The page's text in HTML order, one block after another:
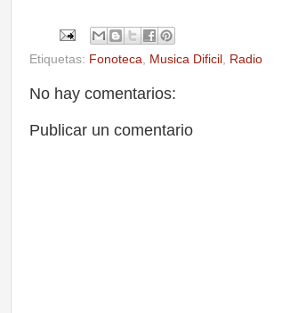
Etiquetas: Fonoteca, Musica Dificil , Radio
No hay comentarios:
Publicar un comentario